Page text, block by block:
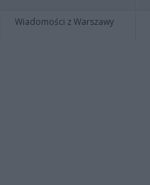
Wiadomości z Warszawy